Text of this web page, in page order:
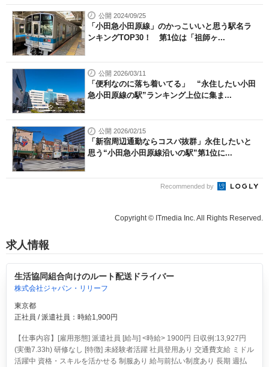
公開 2024/09/25
「小田急小田原線」のかっこいいと思う駅名ラ
ンキングTOP30！ 第1位は「祖師ヶ...
公開 2026/03/11
「便利なのに落ち着いてる」 “永住したい小田
急小田原線の駅”ランキング上位に集ま...
公開 2026/02/15
「新宿周辺通勤ならコスパ抜群」永住したいと
思う“小田急小田原線沿いの駅”第1位に...
Recommended by
Copyright © ITmedia Inc. All Rights Reserved.
求人情報
生活協同組合向けのルート配送ドライバー
株式会社ジャパン・リリーフ
東京都
正社員 / 派遣社員：時給1,900円
【仕事内容】[雇用形態] 派遣社員 [給与] <時給> 1900円 日収例:13,927円
(実働7.33h) 研修なし [特徴] 未経験者活躍 社員登用あり 交通費支給 ミドル
活躍中 資格・スキルを活かせる 制服あり 給与前払い制度あり 長期 週払